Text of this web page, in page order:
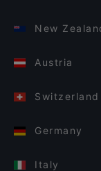
New
Austria
Switzerland
Germany
Italy